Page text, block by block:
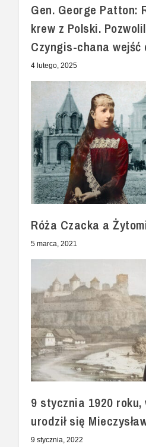
Gen. George Patton:
krew z Polski.
Czyngis-chana wejść
4 lutego, 2025
Róża Czacka a
5 marca, 2021
9 stycznia 1920 roku,
urodził się
9 stycznia, 2022